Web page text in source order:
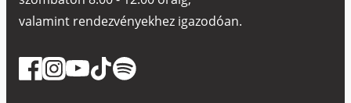
valamint rendezvényekhez igazodóan.